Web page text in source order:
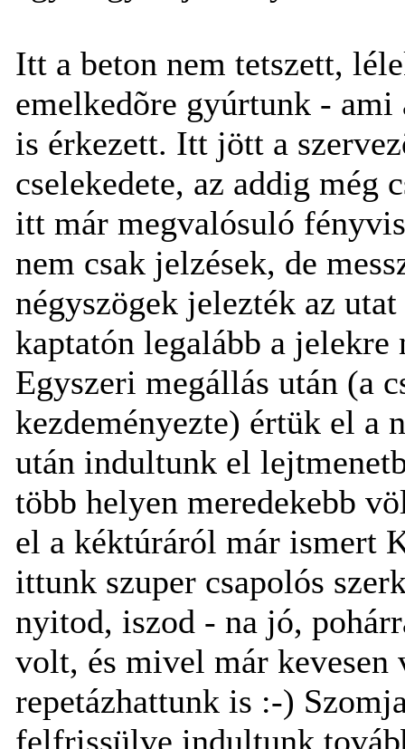
Itt a beton nem tetszett,
emelkedõre gyúrtunk - ami
is érkezett. Itt jött a
cselekedete, az addig még
itt már megvalósuló
nem csak jelzések, de
négyszögek jelezték az
kaptatón legalább a
Egyszeri megállás után (a
kezdeményezte) értük el a
után indultunk el
több helyen meredekebb
el a kéktúráról már ismert
ittunk szuper csapolós
nyitod, iszod - na jó,
volt, és mivel már
repetázhattunk is :-)
felfrissülve indultunk